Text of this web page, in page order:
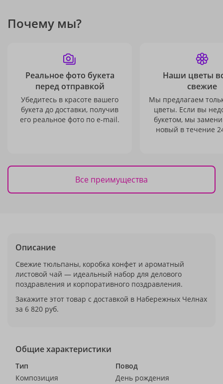
Почему мы?
Реальное фото букета
перед отправкой
Убедитесь в красоте вашего
букета до доставки, получив
его реальное фото по e-mail.
Наши цветы
свежие
Мы предлагаем
цветы. Если вы
букетом, мы
новый в течение
Все преимущества
Описание
Свежие тюльпаны, коробка конфет и ароматный
листовой чай — идеальный набор для делового
поздравления и корпоративного поздравления.
Закажите этот товар с доставкой в Набережных Челнах
за 6 820 руб.
Общие характеристики
Тип
Композиция
Повод
День рождения